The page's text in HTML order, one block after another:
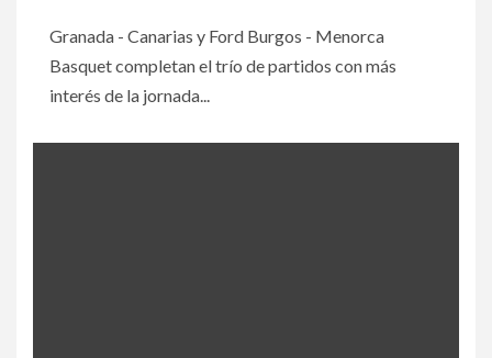
Granada - Canarias y Ford Burgos - Menorca
Basquet completan el trío de partidos con más
interés de la jornada...